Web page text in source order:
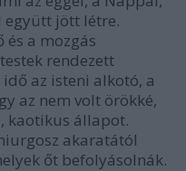
együtt jött létre.
a mozgás
rendezett
az isteni alkotó, a
az nem volt örökké,
kaotikus állapot.
akaratától
őt befolyásolnák.